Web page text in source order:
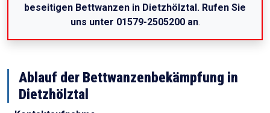
beseitigen Bettwanzen in Dietzhölztal. Rufen Sie
uns unter 01579-2505200 an.
Ablauf der Bettwanzenbekämpfung in
Dietzhölztal